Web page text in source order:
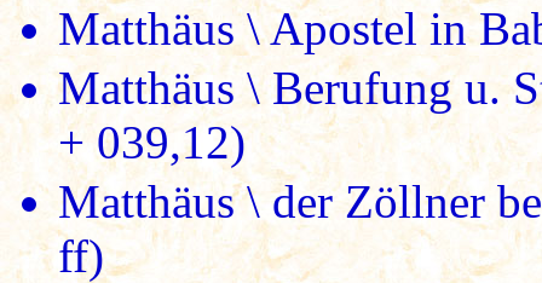
Matthäus \ Apostel in
Matthäus \ Berufung u.
+ 039,12)
Matthäus \ der Zöllner
ff)